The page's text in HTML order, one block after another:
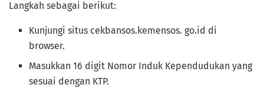
Langkah sebagai berikut:
Kunjungi situs cekbansos.kemensos. go.id di
browser.
Masukkan 16 digit Nomor Induk Kependudukan yang
sesuai dengan KTP.